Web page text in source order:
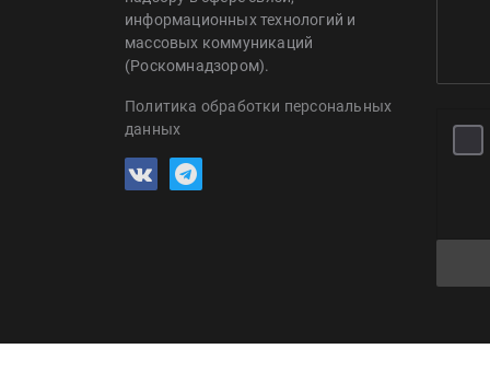
информационных технологий и
массовых коммуникаций
(Роскомнадзором).
Политика обработки персональных
данных